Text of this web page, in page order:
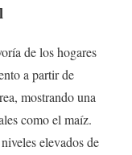
de los hogares
a partir de
mostrando una
como el maíz.
elevados de